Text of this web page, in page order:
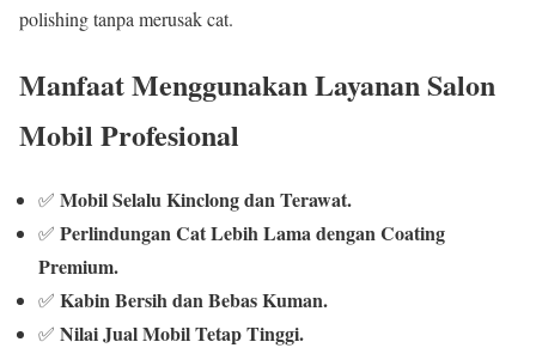
polishing tanpa merusak cat.
Manfaat Menggunakan Layanan Salon
Mobil Profesional
✅ Mobil Selalu Kinclong dan Terawat.
✅ Perlindungan Cat Lebih Lama dengan Coating
Premium.
✅ Kabin Bersih dan Bebas Kuman.
✅ Nilai Jual Mobil Tetap Tinggi.